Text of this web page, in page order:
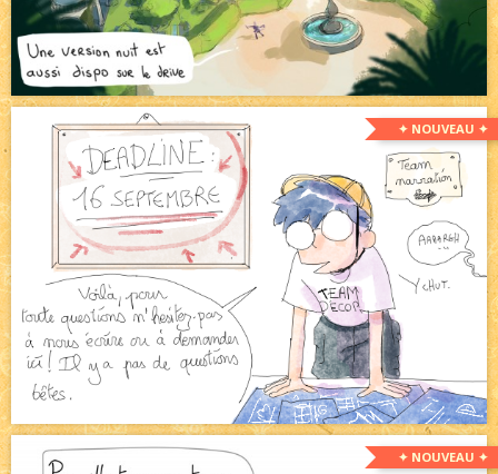
✦ NOUVEAU ✦
✦ NOUVEAU ✦